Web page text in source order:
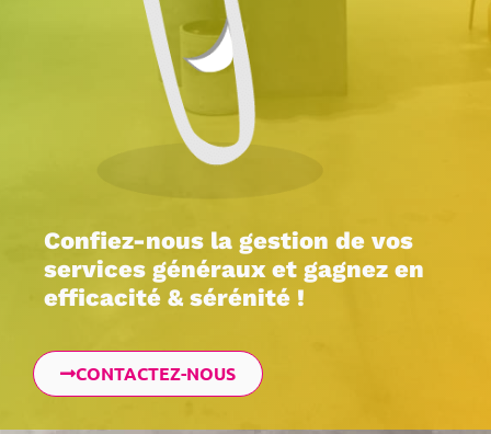
Confiez-nous la gestion de vos
services généraux et gagnez en
efficacité & sérénité !
CONTACTEZ-NOUS